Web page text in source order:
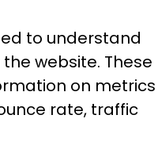
to understand
website. These
on metrics
rate, traffic